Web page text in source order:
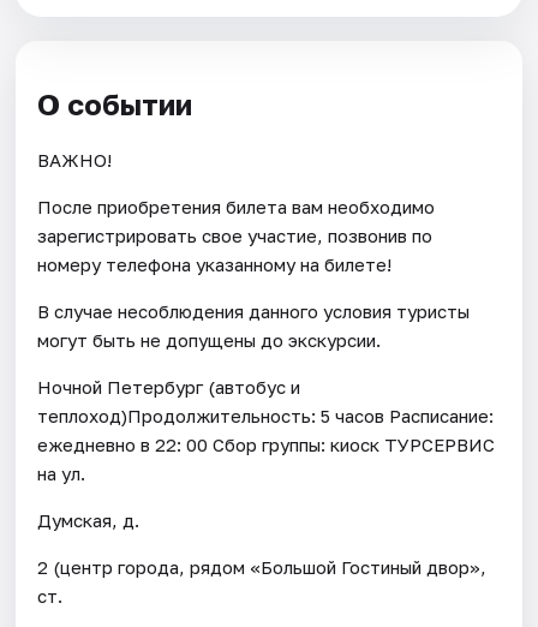
О событии
ВАЖНО!
После приобретения билета вам необходимо
зарегистрировать свое участие, позвонив по
номеру телефона указанному на билете!
В случае несоблюдения данного условия туристы
могут быть не допущены до экскурсии.
Ночной Петербург (автобус и
теплоход)Продолжительность: 5 часов Расписание:
ежедневно в 22: 00 Сбор группы: киоск ТУРСЕРВИС
на ул.
Думская, д.
2 (центр города, рядом «Большой Гостиный двор»,
ст.